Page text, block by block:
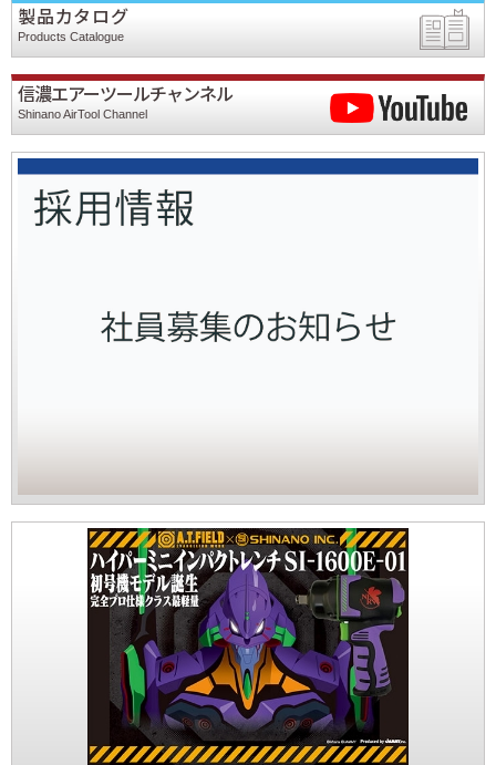
展示会
2024/10/23
JIMTOF2024に出展いたします。
製品カタログ
Products Catalogue
信濃エアーツールチャンネル
Shinano AirTool Channel